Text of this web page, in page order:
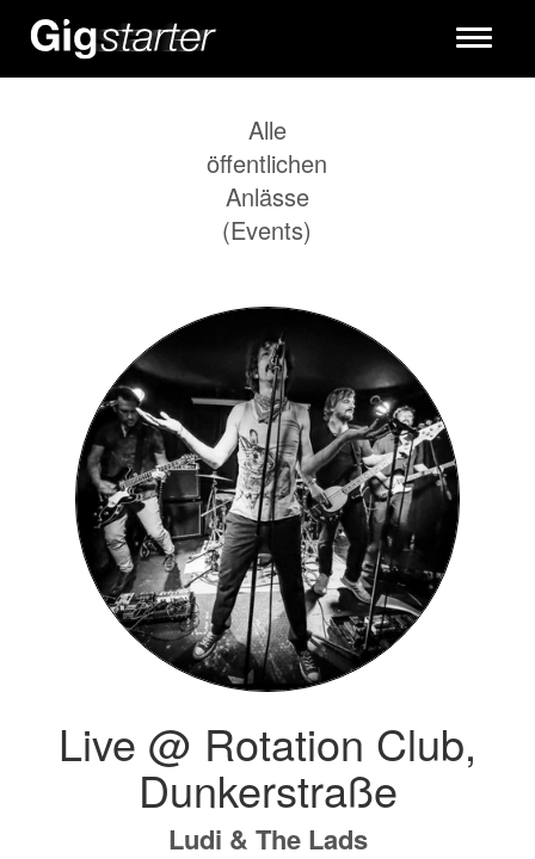
Toggle
Alle
öffentlichen
Anlässe
(Events)
Live @ Rotation Club,
Dunkerstraße
Ludi & The Lads